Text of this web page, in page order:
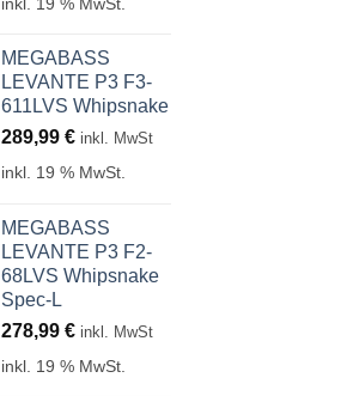
MEGABASS
LEVANTE P3 F3-
611LVS Whipsnake
289,99 € inkl. MwSt
inkl. 19 % MwSt.
MEGABASS
LEVANTE P3 F2-
68LVS Whipsnake
Spec-L
278,99 € inkl. MwSt
inkl. 19 % MwSt.